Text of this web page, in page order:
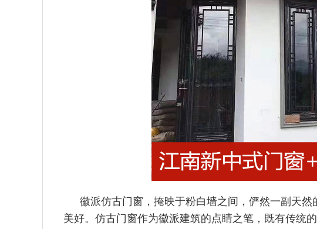
徽派仿古门窗，掩映于粉白墙之间，俨然一副天
美好。仿古门窗作为徽派建筑的点睛之笔，既有传统